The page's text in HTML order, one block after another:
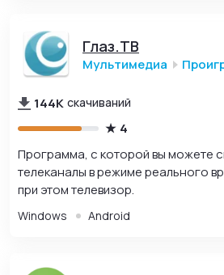
Глаз.ТВ
Мультимедиа
144K скачиваний
4
Программа, с которой вы можете
телеканалы в режиме реального
при этом телевизор.
Windows Android